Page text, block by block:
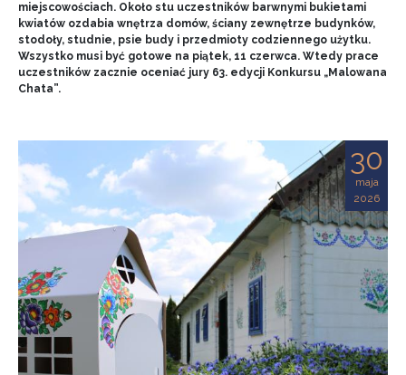
miejscowościach. Około stu uczestników barwnymi bukietami
kwiatów ozdabia wnętrza domów, ściany zewnętrze budynków,
stodoły, studnie, psie budy i przedmioty codziennego użytku.
Wszystko musi być gotowe na piątek, 11 czerwca. Wtedy prace
uczestników zacznie oceniać jury 63. edycji Konkursu „Malowana
Chata”.
30
maja
2026